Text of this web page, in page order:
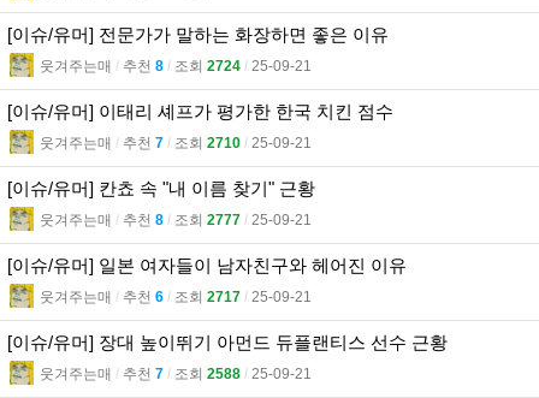
[이슈/유머] 전문가가 말하는 화장하면 좋은 이유
웃겨주는매 l 추천 8 l 조회 2724 l 25-09-21
[이슈/유머] 이태리 셰프가 평가한 한국 치킨 점수
웃겨주는매 l 추천 7 l 조회 2710 l 25-09-21
[이슈/유머] 칸쵸 속 "내 이름 찾기" 근황
웃겨주는매 l 추천 8 l 조회 2777 l 25-09-21
[이슈/유머] 일본 여자들이 남자친구와 헤어진 이유
웃겨주는매 l 추천 6 l 조회 2717 l 25-09-21
[이슈/유머] 장대 높이뛰기 아먼드 듀플랜티스 선수 근황
웃겨주는매 l 추천 7 l 조회 2588 l 25-09-21